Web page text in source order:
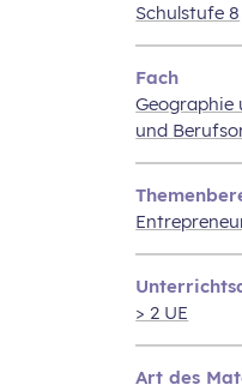
Schulstufe 8
Fach
und
> 2 UE
Art des